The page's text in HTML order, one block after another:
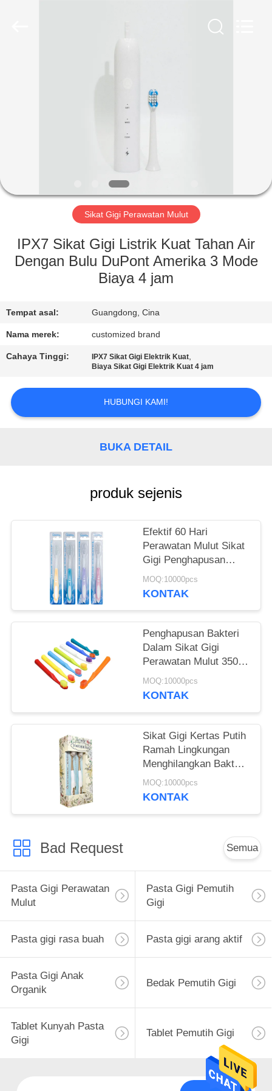
TENTANG
KAMI
TUR
PABRIK
KUALITAS
HUBUNGI
PERMINTAAN
KEBIJAKAN
PRIBADI
Sikat Gigi Perawatan Mulut
IPX7 Sikat Gigi Listrik Kuat Tahan Air
Dengan Bulu DuPont Amerika 3 Mode
Biaya 4 jam
Tempat asal: Guangdong, Cina
Nama merek: customized brand
Cahaya Tinggi: IPX7 Sikat Gigi Elektrik Kuat,
Biaya Sikat Gigi Elektrik Kuat 4 jam
HUBUNGI KAMI!
BUKA DETAIL
produk sejenis
Efektif 60 Hari
Perawatan Mulut Sikat
Gigi Penghapusan
Bakteri Dalam
Pembersihan lembut
MOQ:10000pcs
KONTAK
Penghapusan Bakteri
Dalam Sikat Gigi
Perawatan Mulut 350g
Kotak Kertas Putih
Penggunaan 60 Hari
MOQ:10000pcs
KONTAK
Sikat Gigi Kertas Putih
Ramah Lingkungan
Menghilangkan Bakteri
Untuk Membersihkan
Gigi Secara mendalam
MOQ:10000pcs
KONTAK
Bad Request Semua
Pasta Gigi Perawatan
Mulut
Pasta Gigi Pemutih
Gigi
Pasta gigi rasa buah Pasta gigi arang aktif
Pasta Gigi Anak
Organik
Bedak Pemutih Gigi
Tablet Kunyah Pasta
Gigi
Tablet Pemutih Gigi